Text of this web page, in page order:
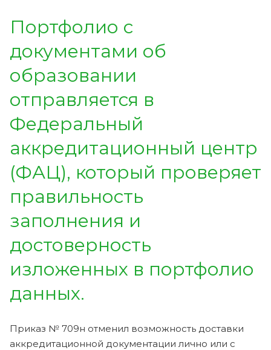
Портфолио с
документами об
образовании
отправляется в
Федеральный
аккредитационный центр
(ФАЦ), который проверяет
правильность
заполнения и
достоверность
изложенных в портфолио
данных.
Приказ № 709н отменил возможность доставки
аккредитационной документации лично или с